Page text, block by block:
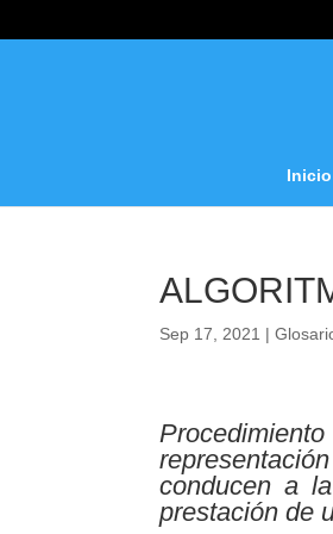
Inicio
Sep 17, 2021 |
conducen a
prestación de